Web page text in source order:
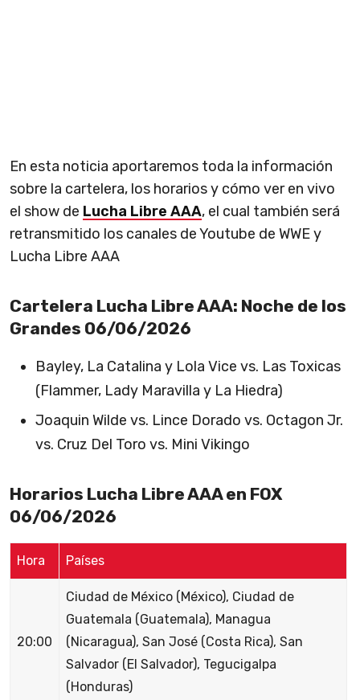
En esta noticia aportaremos toda la información
sobre la cartelera, los horarios y cómo ver en vivo
el show de Lucha Libre AAA, el cual también será
retransmitido los canales de Youtube de WWE y
Lucha Libre AAA
Cartelera Lucha Libre AAA: Noche de los
Grandes 06/06/2026
Bayley, La Catalina y Lola Vice vs. Las Toxicas
(Flammer, Lady Maravilla y La Hiedra)
Joaquin Wilde vs. Lince Dorado vs. Octagon Jr.
vs. Cruz Del Toro vs. Mini Vikingo
Horarios Lucha Libre AAA en FOX
06/06/2026
Hora Países
20:00
Ciudad de México (México), Ciudad de
Guatemala (Guatemala), Managua
(Nicaragua), San José (Costa Rica), San
Salvador (El Salvador), Tegucigalpa
(Honduras)